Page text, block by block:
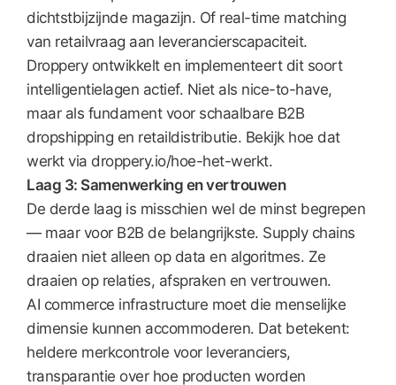
dichtstbijzijnde magazijn. Of real-time matching
van retailvraag aan leverancierscapaciteit.
Droppery ontwikkelt en implementeert dit soort
intelligentielagen actief. Niet als nice-to-have,
maar als fundament voor schaalbare B2B
dropshipping en retaildistributie. Bekijk hoe dat
werkt via droppery.io/hoe-het-werkt.
Laag 3: Samenwerking en vertrouwen
De derde laag is misschien wel de minst begrepen
— maar voor B2B de belangrijkste. Supply chains
draaien niet alleen op data en algoritmes. Ze
draaien op relaties, afspraken en vertrouwen.
AI commerce infrastructure moet die menselijke
dimensie kunnen accommoderen. Dat betekent:
heldere merkcontrole voor leveranciers,
transparantie over hoe producten worden